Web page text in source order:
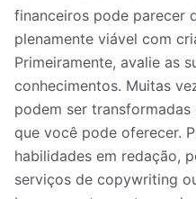
financeiros pode parecer
plenamente viável com
Primeiramente, avalie as
conhecimentos. Muitas
podem ser
que você pode oferecer.
habilidades em redação,
serviços de copywriting